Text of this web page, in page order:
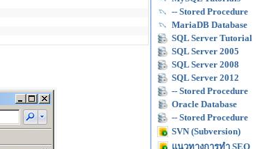
-- Stored Procedure
MariaDB Database
SQL Server Tutorial
SQL Server 2005
SQL Server 2008
SQL Server 2012
-- Stored Procedure
Oracle Database
-- Stored Procedure
SVN (Subversion)
แนวทางการทำ SEO